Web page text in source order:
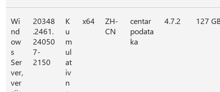
Wi
nd
ow
s
Ser
ver,
ver
20348
.2461.
24050
7-
2150
K
u
m
ul
at
iv
n
x64
ZH-
CN
centar
podata
ka
4.7.2 127